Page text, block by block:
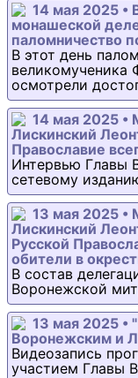
14 мая 2025 •
монашеской
паломничество
В этот день
великомученика
осмотрели
14 мая 2025 •
Лискинский
Православие
Интервью Главы
сетевому
13 мая 2025 •
Лискинский
Русской
обители в
В состав
Воронежской
13 мая 2025 •
Воронежским и
Видеозапись
участием Главы